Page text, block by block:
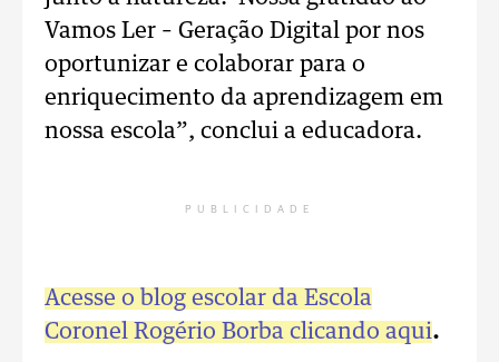
Vamos Ler – Geração Digital por nos
oportunizar e colaborar para o
enriquecimento da aprendizagem em
nossa escola”, conclui a educadora.
PUBLICIDADE
Acesse o blog escolar da Escola
Coronel Rogério Borba clicando aqui.